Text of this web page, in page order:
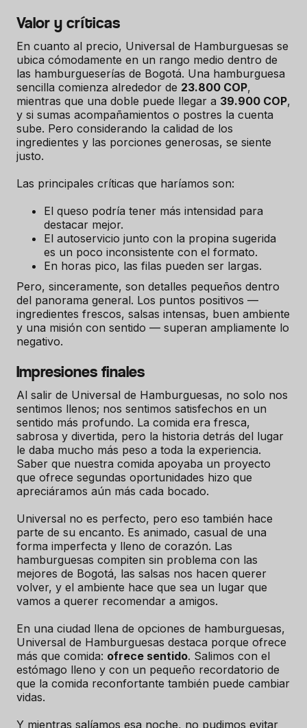
Valor y críticas
En cuanto al precio, Universal de Hamburguesas se
ubica cómodamente en un rango medio dentro de
las hamburgueserías de Bogotá. Una hamburguesa
sencilla comienza alrededor de 23.800 COP,
mientras que una doble puede llegar a 39.900 COP,
y si sumas acompañamientos o postres la cuenta
sube. Pero considerando la calidad de los
ingredientes y las porciones generosas, se siente
justo.
Las principales críticas que haríamos son:
El queso podría tener más intensidad para
destacar mejor.
El autoservicio junto con la propina sugerida
es un poco inconsistente con el formato.
En horas pico, las filas pueden ser largas.
Pero, sinceramente, son detalles pequeños dentro
del panorama general. Los puntos positivos —
ingredientes frescos, salsas intensas, buen ambiente
y una misión con sentido — superan ampliamente lo
negativo.
Impresiones finales
Al salir de Universal de Hamburguesas, no solo nos
sentimos llenos; nos sentimos satisfechos en un
sentido más profundo. La comida era fresca,
sabrosa y divertida, pero la historia detrás del lugar
le daba mucho más peso a toda la experiencia.
Saber que nuestra comida apoyaba un proyecto
que ofrece segundas oportunidades hizo que
apreciáramos aún más cada bocado.
Universal no es perfecto, pero eso también hace
parte de su encanto. Es animado, casual de una
forma imperfecta y lleno de corazón. Las
hamburguesas compiten sin problema con las
mejores de Bogotá, las salsas nos hacen querer
volver, y el ambiente hace que sea un lugar que
vamos a querer recomendar a amigos.
En una ciudad llena de opciones de hamburguesas,
Universal de Hamburguesas destaca porque ofrece
más que comida: ofrece sentido. Salimos con el
estómago lleno y con un pequeño recordatorio de
que la comida reconfortante también puede cambiar
vidas.
Y mientras salíamos esa noche, no pudimos evitar